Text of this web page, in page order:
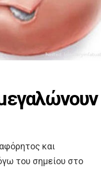
και
του σημείου στο